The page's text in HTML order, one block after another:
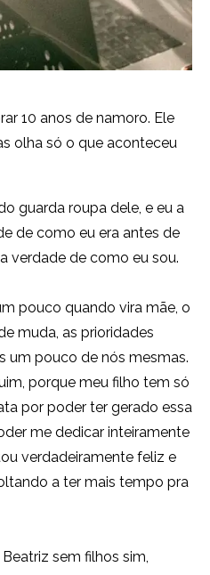
10 anos de namoro. Ele
olha só o que aconteceu
guarda roupa dele, e eu a
de como eu era antes de
verdade de como eu sou.
pouco quando vira mãe, o
muda, as prioridades
um pouco de nós mesmas.
porque meu filho tem só
por poder ter gerado essa
me dedicar inteiramente
verdadeiramente feliz e
a ter mais tempo pra
sem filhos sim,